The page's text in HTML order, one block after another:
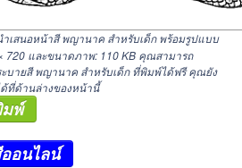
ำเสนอหน้าสี พญานาค สำหรับเด็ก พร้อมรูปแบบ
720 และขนาดภาพ: 110 KB คุณสามารถ
บายสี พญานาค สำหรับเด็ก ที่พิมพ์ได้ฟรี คุณยัง
ที่ด้านล่างของหน้านี้
พ์
อนไลน์